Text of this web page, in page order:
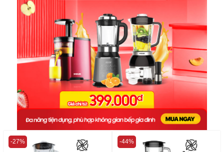
-27% -44%